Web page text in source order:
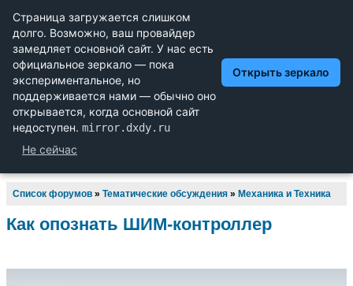
Научный форум dxdy
Математика, Физика, Computer Science, Machine Learning,
LaTeX, Механика и Техника, Химия,
Биология и Медицина, Экономика и Финансовая
Математика, Гуманитарные науки
Список форумов » Тематические обсуждения » Механика и Техника
Как опознать ШИМ-контроллер